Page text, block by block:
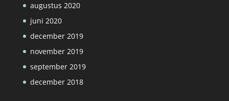
augustus 2020
juni 2020
december 2019
november 2019
september 2019
december 2018